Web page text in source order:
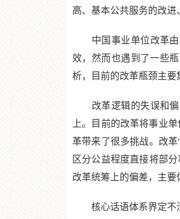
高、基本公共服务的改进
中国事业单位改革由来
效，然而也遇到了一些
析，目前的改革瓶颈主要
改革逻辑的失误和偏
上。目前的改革将事业
革带来了很多挑战。改
区分公益程度直接将部
改革统筹上的偏差，主要
核心话语体系界定不清